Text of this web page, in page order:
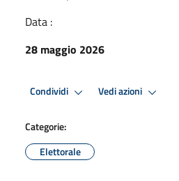
Data :
28 maggio 2026
Condividi Vedi azioni
Categorie:
Elettorale